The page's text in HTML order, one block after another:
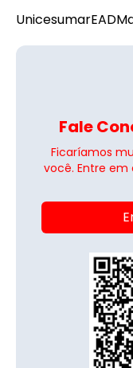
UnicesumarEAD
Fale
Ficaríamos
você. Entre